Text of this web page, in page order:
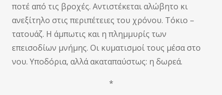
ποτέ από τις βροχές. Αντιστέκεται αλώβητο κι
ανεξίτηλο στις περιπέτειες του χρόνου. Τόκιο –
τατουάζ. Η άμπωτις και η πλημμυρίς των
επεισοδίων μνήμης. Οι κυματισμοί τους μέσα στο
νου. Υποδόρια, αλλά ακαταπαύστως: η δωρεά.
*